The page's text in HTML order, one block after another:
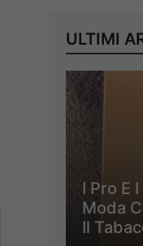
ULTIMI
I Pro E
Moda
Il